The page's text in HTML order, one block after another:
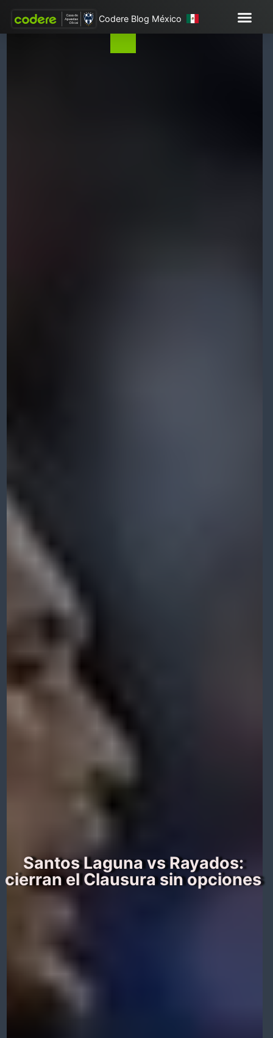
Codere Blog México
Santos Laguna vs Rayados:
cierran el Clausura sin opciones